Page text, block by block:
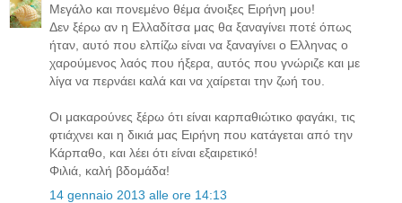
Μεγάλο και πονεμένο θέμα άνοιξες Ειρήνη μου!
Δεν ξέρω αν η Ελλαδίτσα μας θα ξαναγίνει ποτέ όπως
ήταν, αυτό που ελπίζω είναι να ξαναγίνει ο Ελληνας ο
χαρούμενος λαός που ήξερα, αυτός που γνώριζε και με
λίγα να περνάει καλά και να χαίρεται την ζωή του.
Οι μακαρούνες ξέρω ότι είναι καρπαθιώτικο φαγάκι, τις
φτιάχνει και η δικιά μας Ειρήνη που κατάγεται από την
Κάρπαθο, και λέει ότι είναι εξαιρετικό!
Φιλιά, καλή βδομάδα!
14 gennaio 2013 alle ore 14:13